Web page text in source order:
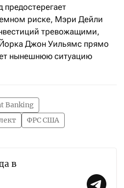
риске, Мэри Дейли
тревожащими,
Джон Уильямс прямо
нынешнюю ситуацию
Banking
ФРС США
в